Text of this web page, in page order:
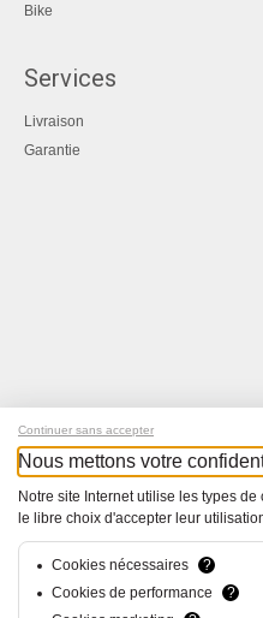
Bike
Services
Livraison
Garantie
Tous droits
Continuer sans accepter
Nous mettons votre
Notre site Internet utilise les types
le libre choix d'accepter leur
Cookies nécessaires
?
Cookies de performance
?